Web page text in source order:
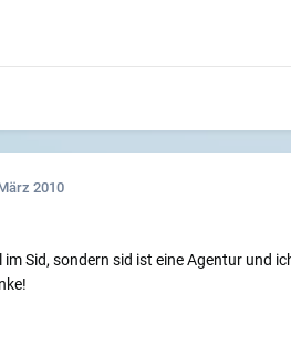
2010
im Sid, sondern sid ist eine Agentur und